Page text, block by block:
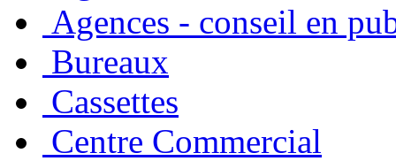
Agences - conseil en
Bureaux
Cassettes
Centre Commercial